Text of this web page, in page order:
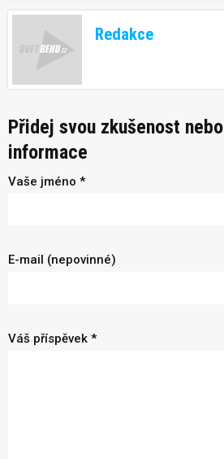
Redakce
Přidej svou zkušenost
informace
Vaše jméno *
E-mail (nepovinné)
Váš příspěvek *